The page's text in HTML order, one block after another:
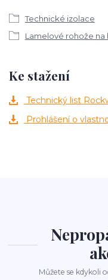
Technické izolace
Lamelové rohože na
Ke stažení
Technický list
Prohlášení o
Můžete se kdykoli